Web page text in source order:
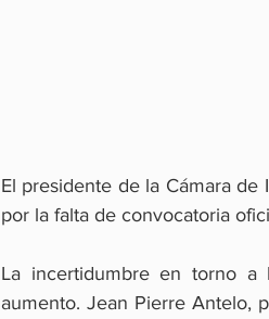
El presidente de la Cámara
por la falta de convocatoria
La incertidumbre en torno
aumento. Jean Pierre Antelo,